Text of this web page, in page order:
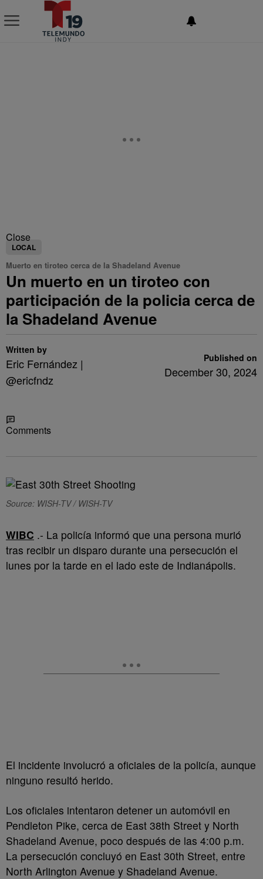
Close
LOCAL
Muerto en tiroteo cerca de la Shadeland Avenue
Un muerto en un tiroteo con
participación de la policia cerca de
la Shadeland Avenue
Written by
Eric Fernández |
@ericfndz
Published on
December 30, 2024
Comments
Source: WISH-TV / WISH-TV
WIBC .- La policía informó que una persona murió
tras recibir un disparo durante una persecución el
lunes por la tarde en el lado este de Indianápolis.
El incidente involucró a oficiales de la policía, aunque
ninguno resultó herido.
Los oficiales intentaron detener un automóvil en
Pendleton Pike, cerca de East 38th Street y North
Shadeland Avenue, poco después de las 4:00 p.m.
La persecución concluyó en East 30th Street, entre
North Arlington Avenue y Shadeland Avenue.